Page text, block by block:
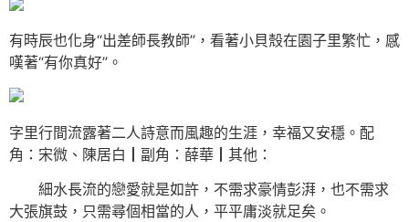
有時辰也化身“出差師長教師”，看著小貝殼在園子里繁忙，感
嘆著“有你真好”。
字里行間流露著二人詩意而風趣的生涯，幸福又安穩。配
角：宋微、陳居白┃副角：薛華┃其他：
細水長流的戀愛就是如許，不需求豪情彭湃，也不需求
大張旗鼓，只需尋個相當的人，平平庸淡就足矣。